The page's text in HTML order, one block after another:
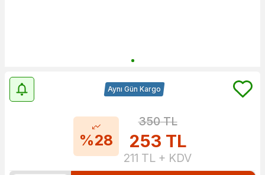
Aynı Gün Kargo
%28
350TL
253 TL
211 TL + KDV